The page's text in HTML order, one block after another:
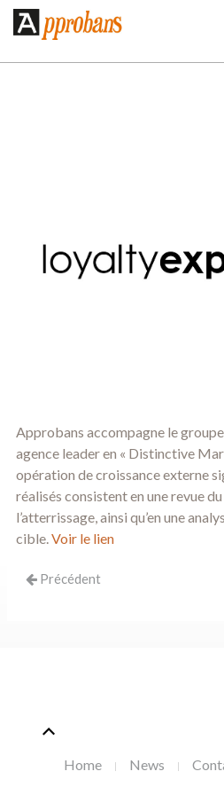
Approbans accompagne le
agence leader en « Distinctive
opération de croissance externe
réalisés consistent en une revue
l’atterrissage, ainsi qu’en une
cible. Voir le lien
Précédent
Home News